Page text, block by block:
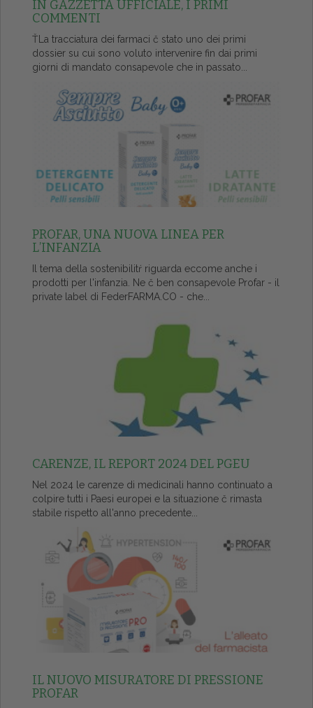
IN GAZZETTA UFFICIALE, I PRIMI
COMMENTI
ŤLa tracciatura dei farmaci č stato uno dei primi
dossier su cui sono voluto intervenire fin dai primi
giorni di mandato consapevole che in passato...
PROFAR, UNA NUOVA LINEA PER
L’INFANZIA
Il tema della sostenibilitŕ riguarda eccome anche i
prodotti per l'infanzia. Ne č ben consapevole Profar - il
private label di FederFARMA.CO - che...
CARENZE, IL REPORT 2024 DEL PGEU
Nel 2024 le carenze di medicinali hanno continuato a
colpire tutti i Paesi europei e la situazione č rimasta
stabile rispetto all'anno precedente...
IL NUOVO MISURATORE DI PRESSIONE
PROFAR